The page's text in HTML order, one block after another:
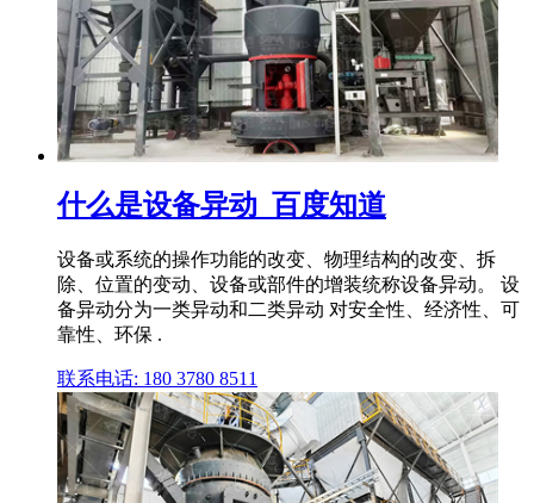
什么是设备异动_百度知道
设备或系统的操作功能的改变、物理结构的改变、拆
除、位置的变动、设备或部件的增装统称设备异动。 设
备异动分为一类异动和二类异动 对安全性、经济性、可
靠性、环保 .
联系电话: 180 3780 8511